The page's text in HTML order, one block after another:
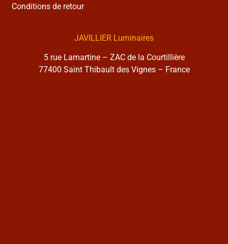
Conditions de retour
JAVILLIER Luminaires
5 rue Lamartine – ZAC de la Courtillière
77400 Saint Thibault des Vignes – France